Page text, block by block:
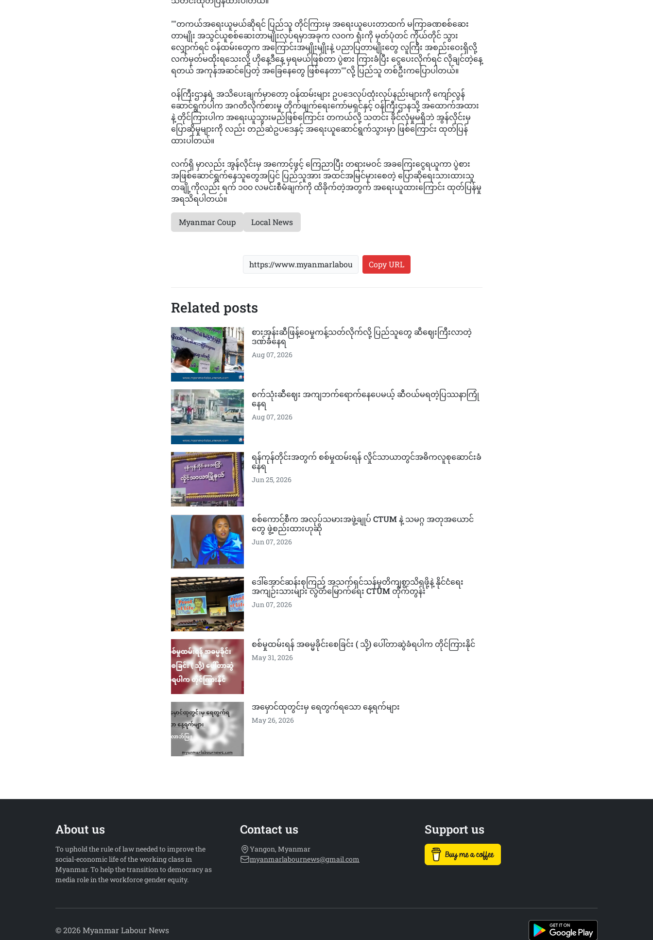
""တကယ်အရေးယူမယ်ဆိုရင် ပြည်သူ တိုင်ကြားမှ အရေးယူပေးတာထက် မကြာခဏစစ်ဆေး
တာမျိုး အသွင်ယူစစ်ဆေးတာမျိုးလုပ်ရမှာအခုက လ၀က ရုံးကို မှတ်ပုံတင် ကိုယ်တိုင် သွား
လျှောက်ရင် ဝန်ထမ်းတွေက အကြောင်းအမျိုးမျိုးနဲ့ ပညာပြတာမျိုးတွေ လူကြီး အစည်းဝေးရှိလို့
လက်မှတ်မထိုးရသေးလို့ ဟိုနေ့ဒီနေ့ မှရမယ်ဖြစ်တာ ပွဲစား ကြားခံပြီး ငွေပေးလိုက်ရင် လိုချင်တဲ့နေ့
ရတယ် အကုန်အဆင်ပြေတဲ့ အခြေနေတွေ ဖြစ်နေတာ""လို့ ပြည်သူ တစ်ဦးကပြောပါတယ်။
ဝန်ကြီးဌာနရဲ့ အသိပေးချက်မှာတော့ ဝန်ထမ်းများ ဥပဒေလုပ်ထုံးလုပ်နည်းများကို ကျော်လွန်
ဆောင်ရွက်ပါက အဂတိလိုက်စားမှု တိုက်ဖျက်ရေးကော်မရှင်နှင့် ဝန်ကြီးဌာနသို့ အထောက်အထား
နဲ့ တိုင်ကြားပါက အရေးယူသွားမည်ဖြစ်ကြောင်း တကယ်လို့ သတင်း ခိုင်လုံမှုမရှိဘဲ အွန်လိုင်းမှ
ပြောဆိုမှုများကို လည်း တည်ဆဲဥပဒေနှင့် အရေးယူဆောင်ရွက်သွားမှာ ဖြစ်ကြောင်း ထုတ်ပြန်
ထားပါတယ်။
လက်ရှိ မှာလည်း အွန်လိုင်းမှ အကောင့်ဖွင့် ကြေညာပြီး တရားမဝင် အခကြေးငွေရယူကာ ပွဲစား
အဖြစ်ဆောင်ရွက်နေသူတွေအပြင် ပြည်သူအား အထင်အမြင်မှားစေတဲ့ ပြောဆိုရေးသားထားသူ
တချို့ကိုလည်း ရက် ၁၀၀ လမင်းစီမံချက်ကို ထိခိုက်တဲ့အတွက် အရေးယူထားကြောင်း ထုတ်ပြန်မှု
အရသိရပါတယ်။
Myanmar Coup Local News
Copy URL
Related posts
စားအုန်းဆီဖြန့်ဝေမှုကန့်သတ်လိုက်လို့ ပြည်သူတွေ ဆီဈေးကြီးလာတဲ့
ဒဏ်ခံနေရ
Aug 07, 2026
စက်သုံးဆီဈေး အကျဘက်ရောက်နေပေမယ့် ဆီဝယ်မရတဲ့ပြဿနာကြုံ​
နေရ
Aug 07, 2026
ရန်ကုန်တိုင်းအတွက် စစ်မှုထမ်းရန် လှိုင်သာယာတွင်အဓိကလူစုဆောင်းခံ
နေရ
Jun 25, 2026
စစ်ကောင်စီက အလုပ်သမားအဖွဲ့ချုပ် CTUM နဲ့ သမဂ္ဂ အတုအယောင်
တွေ ဖွဲ့စည်းထားဟုဆို
Jun 07, 2026
ဒေါ်အောင်ဆန်းစုကြည် အသက်ရှင်သန်မှုတိကျစွာသိရဖို့နဲ့ နိုင်ငံရေး
အကျဉ်းသားများ လွတ်မြောက်ရေး CTUM တိုက်တွန်း
Jun 07, 2026
စစ်မှုထမ်းရန် အဓမ္မခိုင်းစေခြင်း ( သို့) ပေါ်တာဆွဲခံရပါက တိုင်ကြားနိုင်
May 31, 2026
အမှောင်ထုတွင်းမှ ရေတွက်ရသော နေ့ရက်များ
May 26, 2026
About us
To uphold the rule of law needed to improve the
social-economic life of the working class in
Myanmar. To help the transition to democracy as
media role in the workforce gender equity.
Contact us
Yangon, Myanmar
myanmarlabournews@gmail.com
Support us
© 2026 Myanmar Labour News